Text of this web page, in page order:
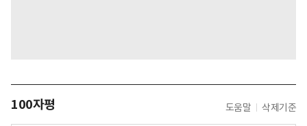
100자평 도움말 삭제기준